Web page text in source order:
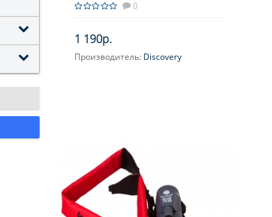
0
1 190р.
Производитель: Discovery